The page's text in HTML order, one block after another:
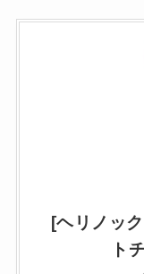
[ヘリノッ
ト